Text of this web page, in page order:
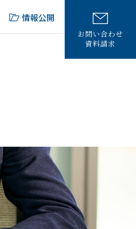
情報公開
お問い合わせ
資料請求